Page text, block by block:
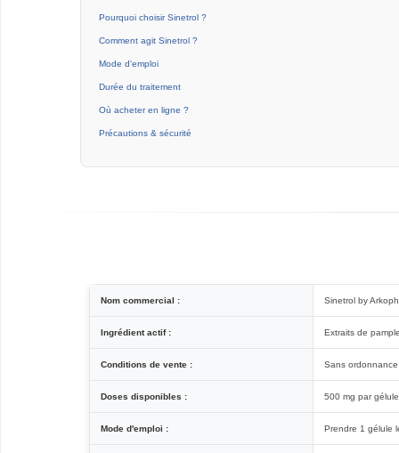
Pourquoi choisir Sinetrol ?
Comment agit Sinetrol ?
Mode d'emploi
Durée du traitement
Où acheter en ligne ?
Précautions & sécurité
Nom commercial : Sinetrol by
Ingrédient actif : Extraits de
Conditions de vente : Sans ordonnance
Doses disponibles : 500 mg par gélule
Mode d'emploi : Prendre 1 gélule